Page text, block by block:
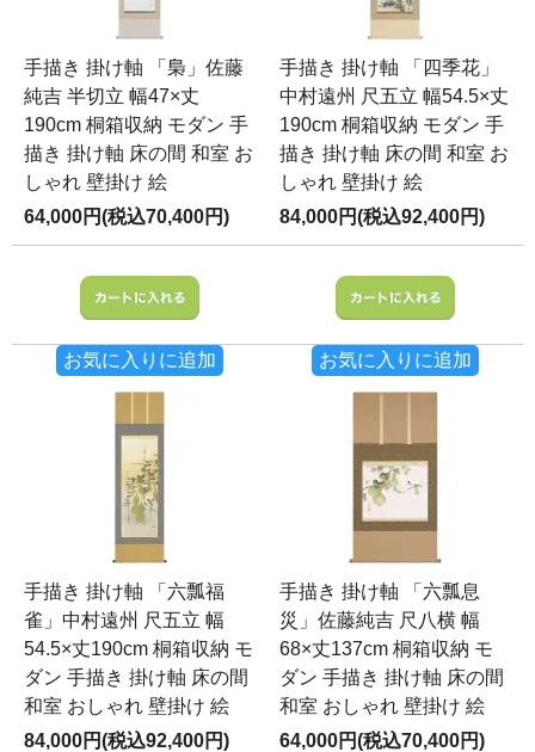
手描き 掛け軸 「梟」佐藤
純吉 半切立 幅47×丈
190cm 桐箱収納 モダン 手
描き 掛け軸 床の間 和室 お
しゃれ 壁掛け 絵
64,000円(税込70,400円)
お気に入りに追加
手描き 掛け軸 「四季花」
中村遠州 尺五立 幅54.5×丈
190cm 桐箱収納 モダン 手
描き 掛け軸 床の間 和室 お
しゃれ 壁掛け 絵
84,000円(税込92,400円)
お気に入りに追加
手描き 掛け軸 「六瓢福
雀」中村遠州 尺五立 幅
54.5×丈190cm 桐箱収納 モ
ダン 手描き 掛け軸 床の間
和室 おしゃれ 壁掛け 絵
84,000円(税込92,400円)
手描き 掛け軸 「六瓢息
災」佐藤純吉 尺八横 幅
68×丈137cm 桐箱収納 モ
ダン 手描き 掛け軸 床の間
和室 おしゃれ 壁掛け 絵
64,000円(税込70,400円)